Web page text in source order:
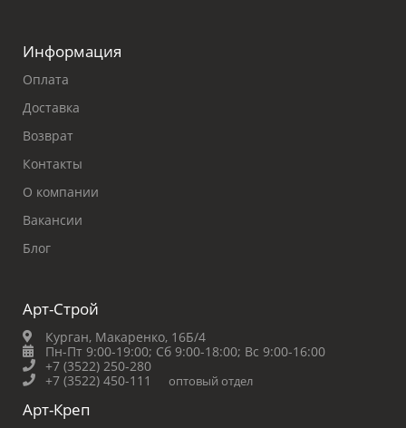
Информация
Оплата
Доставка
Возврат
Контакты
О компании
Вакансии
Блог
Арт-Строй
Курган, Макаренко, 16Б/4
Пн-Пт 9:00-19:00; Сб 9:00-18:00; Вс 9:00-16:00
+7 (3522) 250-280
+7 (3522) 450-111
оптовый отдел
Арт-Креп